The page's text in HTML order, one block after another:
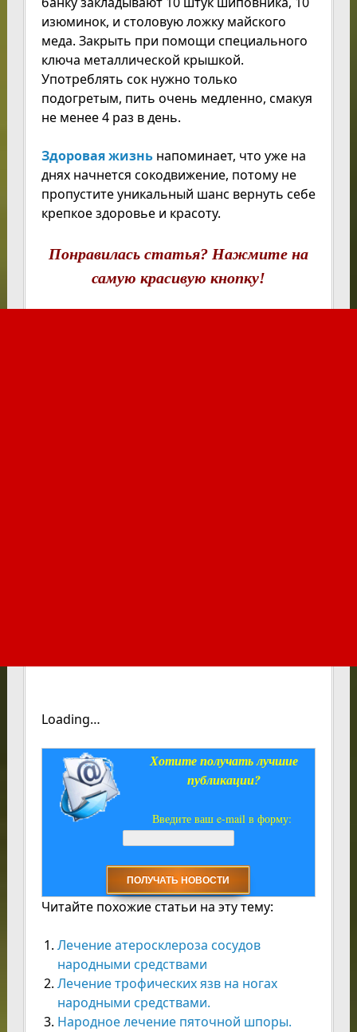
изюминок, и столовую ложку майского
меда. Закрыть при помощи специального
ключа металлической крышкой.
Употреблять сок нужно только
подогретым, пить очень медленно, смакуя
не менее 4 раз в день.
Здоровая жизньнапоминает, что уже на
днях начнется сокодвижение, потому не
пропустите уникальный шанс вернуть себе
крепкое здоровье и красоту.
Понравилась статья? Нажмите на
самую красивую кнопку!
Loading…
Хотите получать лучшие
публикации?
Введите ваш e-mail в форму:
Читайте похожие статьи на эту тему:
Лечение атеросклероза сосудов
народными средствами
Лечение трофических язв на ногах
народными средствами.
Народное лечение пяточной шпоры.